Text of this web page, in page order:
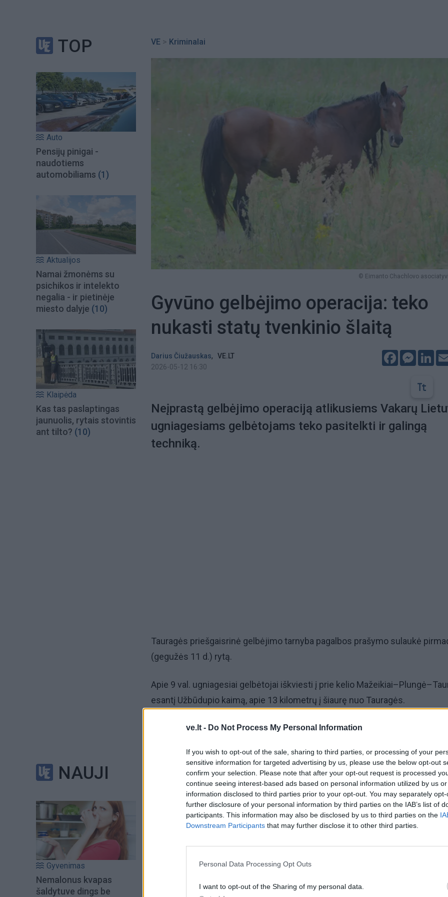
ve.lt - Do Not Process My Personal Information
If you wish to opt-out of the sale, sharing to third parties, or processing of your
sensitive information for targeted advertising by us, please use the below opt-out
confirm your selection. Please note that after your opt-out request is processed
continue seeing interest-based ads based on personal information utilized by us
information disclosed to third parties prior to your opt-out. You may separately
further disclosure of your personal information by third parties on the IAB’s list of
participants. This information may also be disclosed by us to third parties on the
Downstream Participants that may further disclose it to other third parties.
Personal Data Processing Opt Outs
I want to opt-out of the Sharing of my personal data.
TOP
Auto
Pensijų pinigai -
naudotiems
automobiliams (1)
Aktualijos
Namai žmonėms su
psichikos ir intelekto
negalia - ir pietinėje
miesto dalyje (10)
Klaipėda
Kas tas paslaptingas
jaunuolis, rytais stovintis
ant tilto? (10)
NAUJI
Gyvenimas
Nemalonus kvapas
šaldytuve dings be
VE > Kriminalai
© Eimanto Chachlovo
Gyvūno gelbėjimo operacija: teko
nukasti statų tvenkinio šlaitą
Darius Čiužauskas,
VE.LT
2026-05-12 16:30
Facebook
Neįprastą gelbėjimo operaciją atlikusiems Vakarų
ugniagesiams gelbėtojams teko pasitelkti ir galingą
techniką.
Tauragės priešgaisrinė gelbėjimo tarnyba pagalbos prašymo sulaukė
(gegužės 11 d.) rytą.
Apie 9 val. ugniagesiai gelbėtojai iškviesti į prie kelio
esantį Užbūdupio kaimą, apie 13 kilometrų į šiaurę nuo Tauragės.
Jų pagalbos prireikė kaimo Dvargančio gatvėje.
Pranešta, kad į tvenkinį įkrito arklys, kuris pats negali išlipti.
Atvykus į vietą, apie 24 kvadratinių metrų ploto tvenkinyje rasta kumelė.
Ji buvo apie pusę metro nuo kranto, vandens gylis toje vietoje siekė apie
Į pagalbą pasitelktas Tauragės rajono savivaldybės priešgaisrinės tarnybos